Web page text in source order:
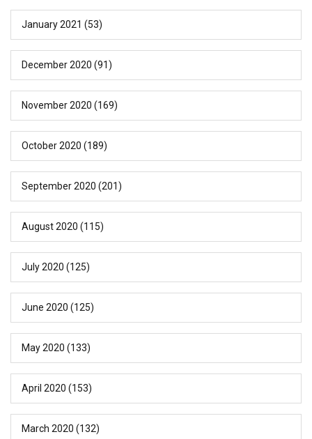
January 2021 (53)
December 2020 (91)
November 2020 (169)
October 2020 (189)
September 2020 (201)
August 2020 (115)
July 2020 (125)
June 2020 (125)
May 2020 (133)
April 2020 (153)
March 2020 (132)